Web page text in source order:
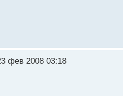
фев 2008 03:18